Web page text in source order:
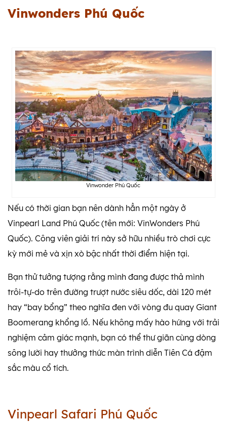
Vinwonders Phú Quốc
Vinwonder Phú Quốc
Nếu có thời gian bạn nên dành hẳn một ngày ở
Vinpearl Land Phú Quốc (tên mới: VinWonders Phú
Quốc). Công viên giải trí này sở hữu nhiều trò chơi cực
kỳ mới mẻ và xịn xò bậc nhất thời điểm hiện tại.
Bạn thử tưởng tượng rằng mình đang được thả mình
trôi-tự-do trên đường trượt nước siêu dốc, dài 120 mét
hay “bay bổng” theo nghĩa đen với vòng đu quay Giant
Boomerang khổng lồ. Nếu không mấy hào hứng với trải
nghiệm cảm giác mạnh, bạn có thể thư giãn cùng dòng
sông lười hay thưởng thức màn trình diễn Tiên Cá đậm
sắc màu cổ tích.
Vinpearl Safari Phú Quốc